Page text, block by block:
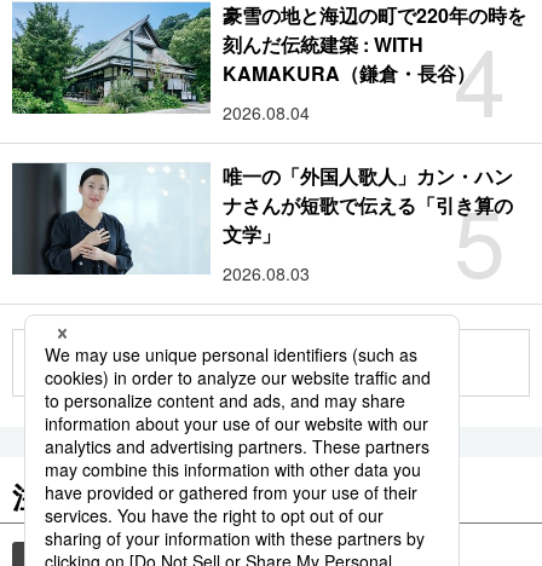
4
豪雪の地と海辺の町で220年の時を
刻んだ伝統建築 : WITH
KAMAKURA（鎌倉・長谷）
2026.08.04
5
唯一の「外国人歌人」カン・ハン
ナさんが短歌で伝える「引き算の
文学」
2026.08.03
もっと見る
注目のキーワード
共同通信ニュース 時事通信ニュース 観光